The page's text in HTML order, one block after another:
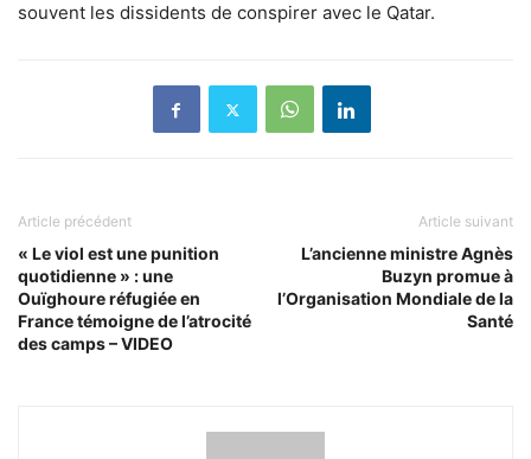
souvent les dissidents de conspirer avec le Qatar.
Article précédent
« Le viol est une punition
quotidienne » : une
Ouïghoure réfugiée en
France témoigne de l’atrocité
des camps – VIDEO
Article suivant
L’ancienne ministre Agnès
Buzyn promue à
l’Organisation Mondiale de la
Santé